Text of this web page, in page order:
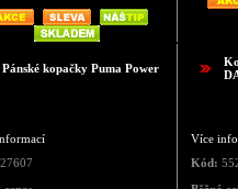
Pánské kopačky Puma Power
27607
Více
Kód: